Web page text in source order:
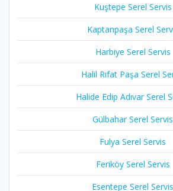
Kuştepe Serel Servis
Kaptanpaşa Serel
Harbiye Serel Servis
Halil Rıfat Paşa Serel
Halide Edip Adıvar Serel
Gülbahar Serel Servis
Fulya Serel Servis
Feriköy Serel Servis
Esentepe Serel Servis